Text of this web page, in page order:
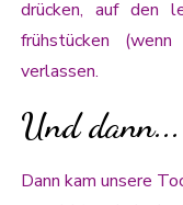
drücken, auf den
frühstücken
verlassen.
Und dann...
Dann kam unsere